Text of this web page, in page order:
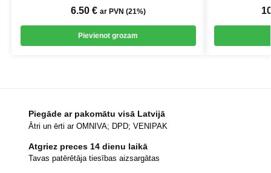
6.50 € ar PVN (21%)
Pievienot grozam
Piegāde ar pakomātu visā Latvijā
Ātri un ērti ar OMNIVA; DPD; VENIPAK
Atgriez preces 14 dienu laikā
Tavas patērētāja tiesības aizsargātas